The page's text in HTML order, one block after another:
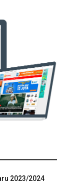
2023/2024